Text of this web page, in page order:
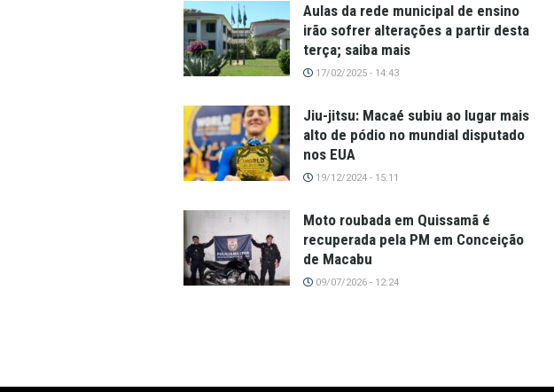
Aulas da rede municipal de ensino
irão sofrer alterações a partir desta
terça; saiba mais
17/02/2025 - 14:43
Jiu-jitsu: Macaé subiu ao lugar mais
alto de pódio no mundial disputado
nos EUA
19/12/2024 - 15:11
Moto roubada em Quissamã é
recuperada pela PM em Conceição
de Macabu
09/07/2026 - 12:24